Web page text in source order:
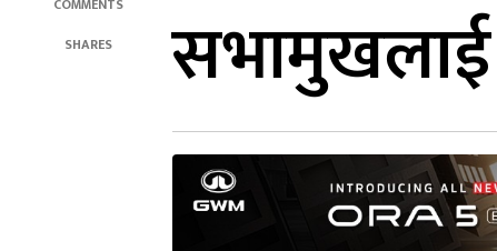
COMMENTS
SHARES
सभामुखलाई